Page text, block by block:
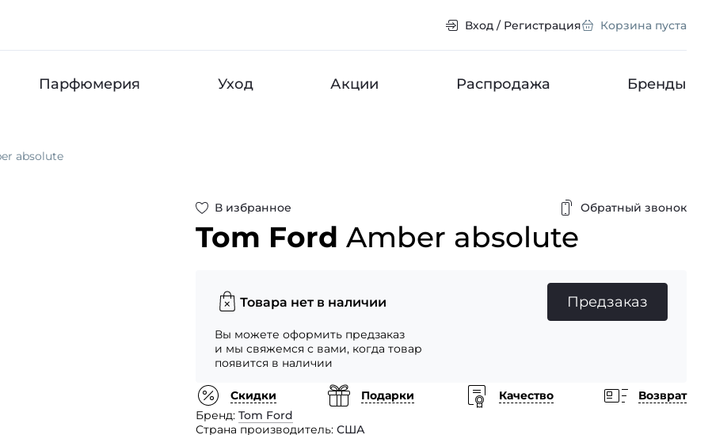
Вход / Регистрация Корзина пуста
Парфюмерия Уход Акции Распродажа Бренды
absolute
В избранное Обратный звонок
Tom Ford Amber absolute
Товара нет в наличии
Вы можете оформить предзаказ
и мы свяжемся с вами, когда товар
появится в наличии
Предзаказ
Скидки Подарки Качество
Возврат
Бренд Tom Ford
Страна производитель США